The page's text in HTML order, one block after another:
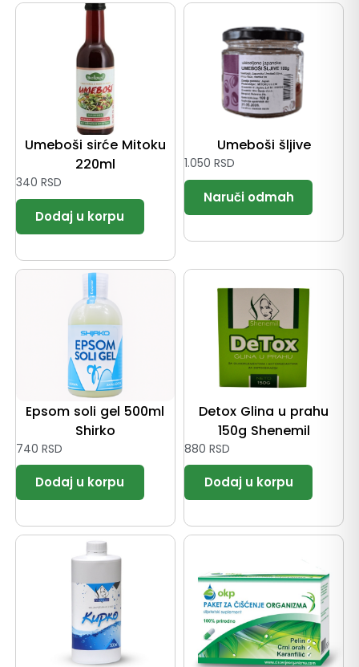
Umeboši sirće Mitoku
220ml
340 RSD
Umeboši šljive
1.050 RSD
Epsom soli gel 500ml
Shirko
740 RSD
Detox Glina u prahu
150g Shenemil
880 RSD